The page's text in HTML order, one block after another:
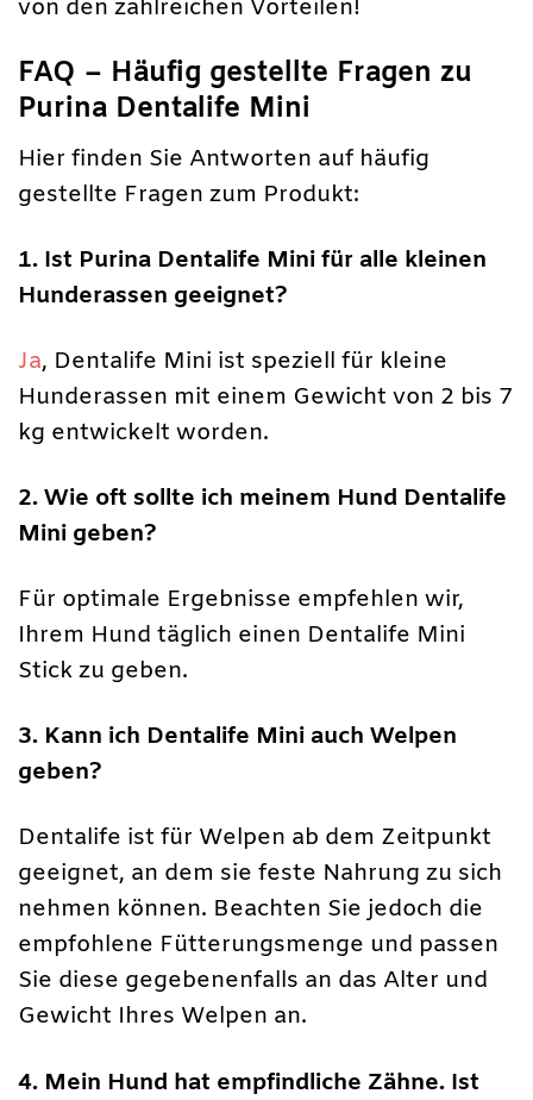
von den zahlreichen Vorteilen!
FAQ – Häufig gestellte Fragen zu
Purina Dentalife Mini
Hier finden Sie Antworten auf häufig
gestellte Fragen zum Produkt:
1. Ist Purina Dentalife Mini für alle kleinen
Hunderassen geeignet?
Ja, Dentalife Mini ist speziell für kleine
Hunderassen mit einem Gewicht von 2 bis 7
kg entwickelt worden.
2. Wie oft sollte ich meinem Hund Dentalife
Mini geben?
Für optimale Ergebnisse empfehlen wir,
Ihrem Hund täglich einen Dentalife Mini
Stick zu geben.
3. Kann ich Dentalife Mini auch Welpen
geben?
Dentalife ist für Welpen ab dem Zeitpunkt
geeignet, an dem sie feste Nahrung zu sich
nehmen können. Beachten Sie jedoch die
empfohlene Fütterungsmenge und passen
Sie diese gegebenenfalls an das Alter und
Gewicht Ihres Welpen an.
4. Mein Hund hat empfindliche Zähne. Ist